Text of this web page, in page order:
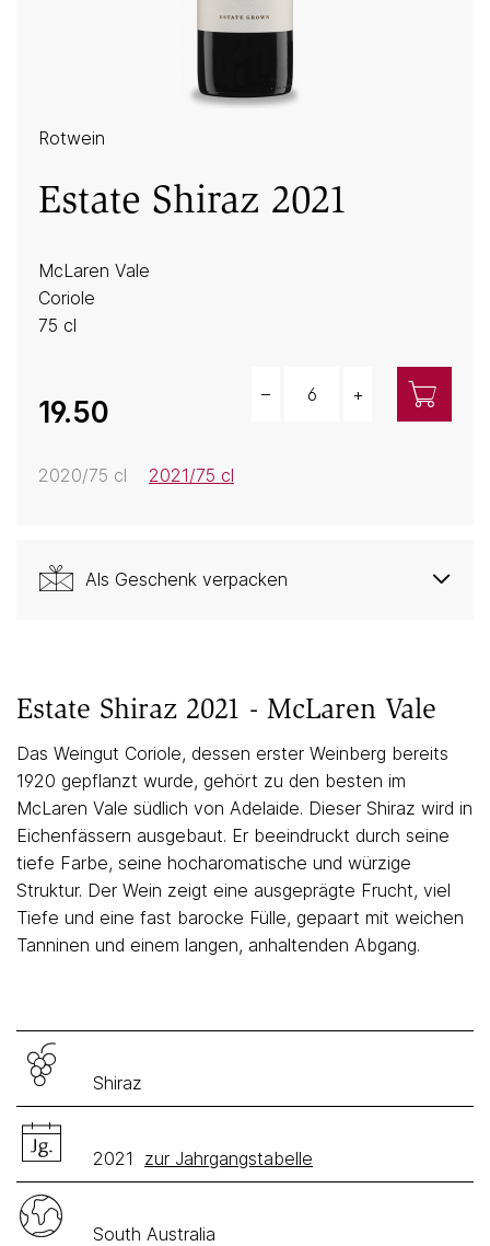
Rotwein
Estate Shiraz 2021
McLaren Vale
Coriole
75 cl
19.50
– +
2020/75 cl 2021/75 cl
Als Geschenk verpacken
Estate Shiraz 2021 - McLaren Vale
Das Weingut Coriole, dessen erster Weinberg bereits
1920 gepflanzt wurde, gehört zu den besten im
McLaren Vale südlich von Adelaide. Dieser Shiraz wird in
Eichenfässern ausgebaut. Er beeindruckt durch seine
tiefe Farbe, seine hocharomatische und würzige
Struktur. Der Wein zeigt eine ausgeprägte Frucht, viel
Tiefe und eine fast barocke Fülle, gepaart mit weichen
Tanninen und einem langen, anhaltenden Abgang.
Shiraz
2021 zur Jahrgangstabelle
South Australia